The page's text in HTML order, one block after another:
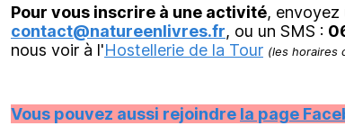
Pour vous inscrire à une activité, envoyez
contact@natureenlivres.fr, ou un SMS :
nous voir à l'Hostellerie de la Tour (les horaires
Vous pouvez aussi rejoindre la page